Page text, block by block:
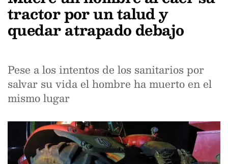
tractor por un talud y
quedar atrapado debajo
Pese a los intentos de los sanitarios por
salvar su vida el hombre ha muerto en el
mismo lugar